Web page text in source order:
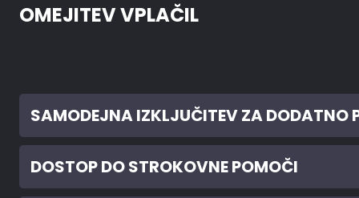
OMEJITEV VPLAČIL
SAMODEJNA IZKLJUČITEV ZA DODATNO
DOSTOP DO STROKOVNE POMOČI